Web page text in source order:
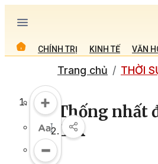
CHÍNH TRỊ KINH TẾ VĂN
Trang chủ THỜI
Thống nhất
Lắk